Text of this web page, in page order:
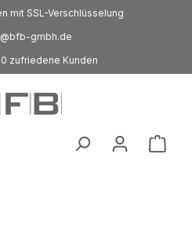
mit SSL-Verschlüsselung
gmbh.de
zufriedene Kunden